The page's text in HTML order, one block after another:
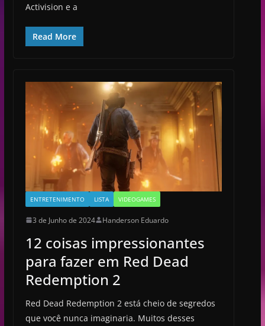
Activision e a
Read More
ENTRETENIMENTO LISTA VIDEOGAMES
3 de Junho de 2024 Handerson Eduardo
12 coisas impressionantes
para fazer em Red Dead
Redemption 2
Red Dead Redemption 2 está cheio de segredos
que você nunca imaginaria. Muitos desses